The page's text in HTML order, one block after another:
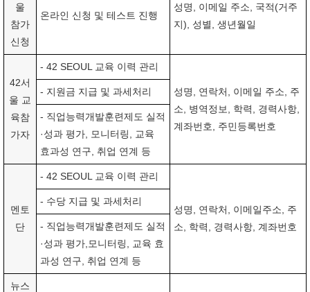
울
참가
신청
온라인 신청 및 테스트 진행
성명, 이메일 주소, 국적(거주
지), 성별, 생년월일
42서
울 교
육참
가자
- 42 SEOUL 교육 이력 관리
성명, 연락처, 이메일 주소, 주
소, 병역정보, 학력, 경력사항,
계좌번호, 주민등록번호
- 지원금 지급 및 과세처리
- 직업능력개발훈련제도 실적
·성과 평가, 모니터링, 교육
효과성 연구, 취업 연계 등
멘토
단
- 42 SEOUL 교육 이력 관리
성명, 연락처, 이메일주소, 주
소, 학력, 경력사항, 계좌번호
- 수당 지급 및 과세처리
- 직업능력개발훈련제도 실적
·성과 평가,모니터링, 교육 효
과성 연구, 취업 연계 등
뉴스